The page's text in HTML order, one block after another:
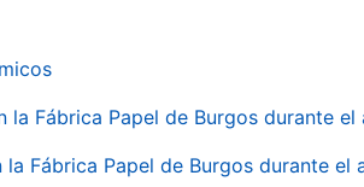
Fábrica Papel de Burgos durante el
Fábrica Papel de Burgos durante el